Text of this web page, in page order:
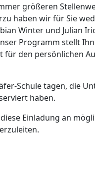
größeren
haben wir für Sie
Winter und Julian
Programm stellt
den persönlichen
Schule tagen, die
haben.
Einladung an